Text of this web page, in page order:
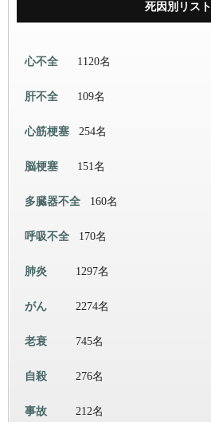
死因別リスト
心不全 1120名
肝不全 109名
心筋梗塞 254名
脳梗塞 151名
多臓器不全 160名
呼吸不全 170名
肺炎 1297名
がん 2274名
老衰 745名
自殺 276名
事故 212名